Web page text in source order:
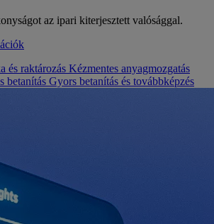
az ipari kiterjesztett valósággal.
és raktározás Kézmentes anyagmozgatás
betanítás Gyors betanítás és továbbképzés